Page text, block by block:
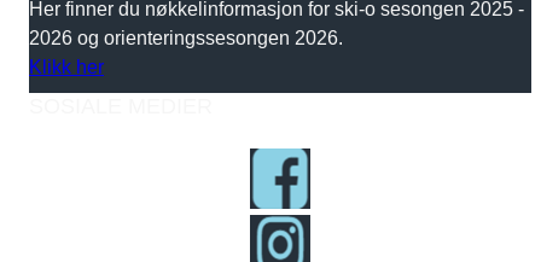
Her finner du nøkkelinformasjon for ski-o sesongen 2025 -
2026 og orienteringssesongen 2026.
Klikk her